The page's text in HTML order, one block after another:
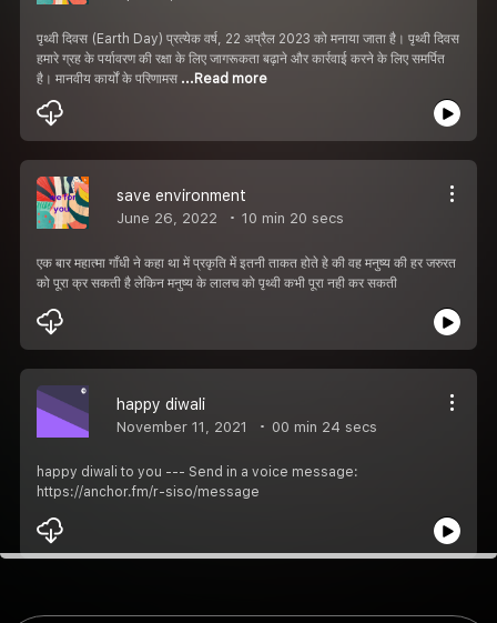
पृथ्वी दिवस (Earth Day) प्रत्येक वर्ष, 22 अप्रैल 2023 को मनाया जाता है। पृथ्वी दिवस
हमारे ग्रह के पर्यावरण की रक्षा के लिए जागरूकता बढ़ाने और कार्रवाई करने के लिए समर्पित
है। मानवीय कार्यों के परिणामस ...Read more
save environment
June 26, 2022 10 min 20 secs
एक बार महात्मा गाँधी ने कहा था में प्रकृति में इतनी ताकत होते हे की वह मनुष्य की हर जरुरत
को पूरा क्र सकती है लेकिन मनुष्य के लालच को पृथ्वी कभी पूरा नही कर सकती
happy diwali
November 11, 2021 00 min 24 secs
happy diwali to you --- Send in a voice message:
https://anchor.fm/r-siso/message